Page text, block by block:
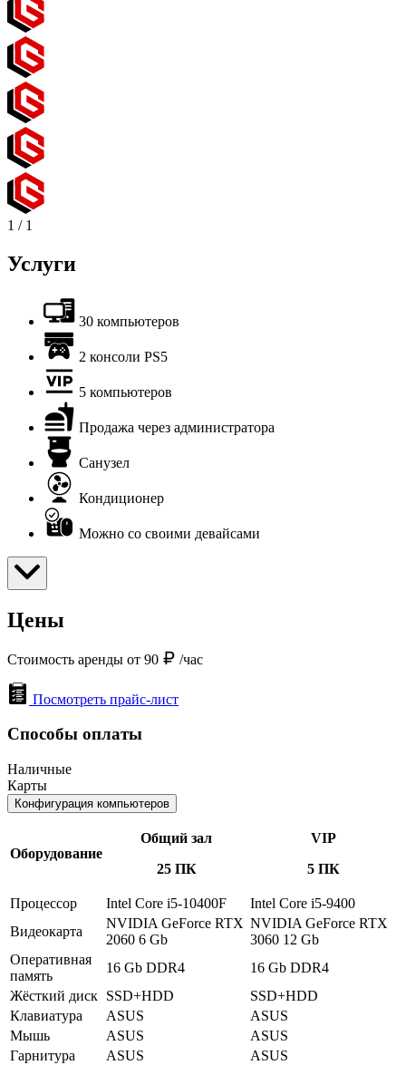
1 / 1
Услуги
30 компьютеров
2 консоли PS5
5 компьютеров
Продажа через администратора
Санузел
Кондиционер
Можно со своими девайсами
Цены
Стоимость аренды от 90 /час
Посмотреть прайс-лист
Способы оплаты
Наличные
Карты
Конфигурация компьютеров
Оборудование
Общий зал
25 ПК
VIP
5 ПК
Процессор Intel Core i5-10400F
Intel Core i5-9400
Видеокарта
NVIDIA GeForce RTX
2060 6 Gb
NVIDIA GeForce RTX
3060 12 Gb
Оперативная
память
16 Gb DDR4
16 Gb DDR4
Жёсткий диск SSD+HDD
SSD+HDD
Клавиатура
ASUS
ASUS
Мышь
ASUS
ASUS
Гарнитура
ASUS
ASUS